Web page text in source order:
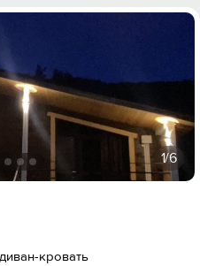
1/6
кровать